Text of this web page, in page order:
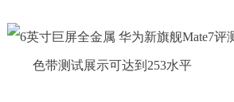
色带测试展示可达到253水平